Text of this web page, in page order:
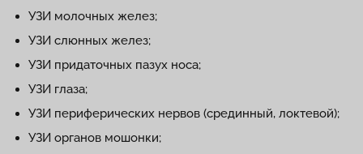
УЗИ молочных желез;
УЗИ слюнных желез;
УЗИ придаточных пазух носа;
УЗИ глаза;
УЗИ периферических нервов (срединный, локтевой);
УЗИ органов мошонки;